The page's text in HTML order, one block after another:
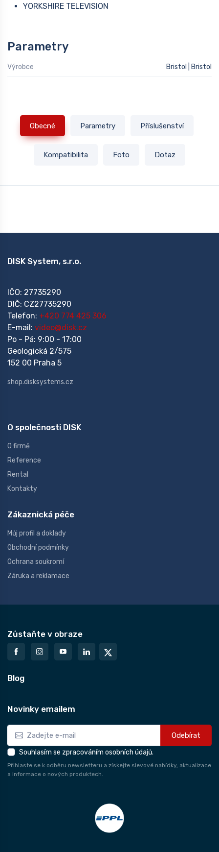
YORKSHIRE TELEVISION
Parametry
Výrobce Bristol | Bristol
Obecné Parametry Příslušenství
Kompatibilita Foto Dotaz
DISK System, s.r.o.
IČO: 27735290
DIČ: CZ27735290
Telefon: +420 774 425 306
E-mail: video@disk.cz
Po - Pá: 9:00 - 17:00
Geologická 2/575
152 00 Praha 5
shop.disksystems.cz
O společnosti DISK
O firmě
Reference
Rental
Kontakty
Zákaznická péče
Můj profil a doklady
Obchodní podmínky
Ochrana soukromí
Záruka a reklamace
Zůstaňte v obraze
Blog
Novinky emailem
Odebírat
Souhlasím se zpracováním osobních údajů.
Přihlaste se k odběru newsletteru a získejte slevové nabídky, aktualizace
a informace o nových produktech.